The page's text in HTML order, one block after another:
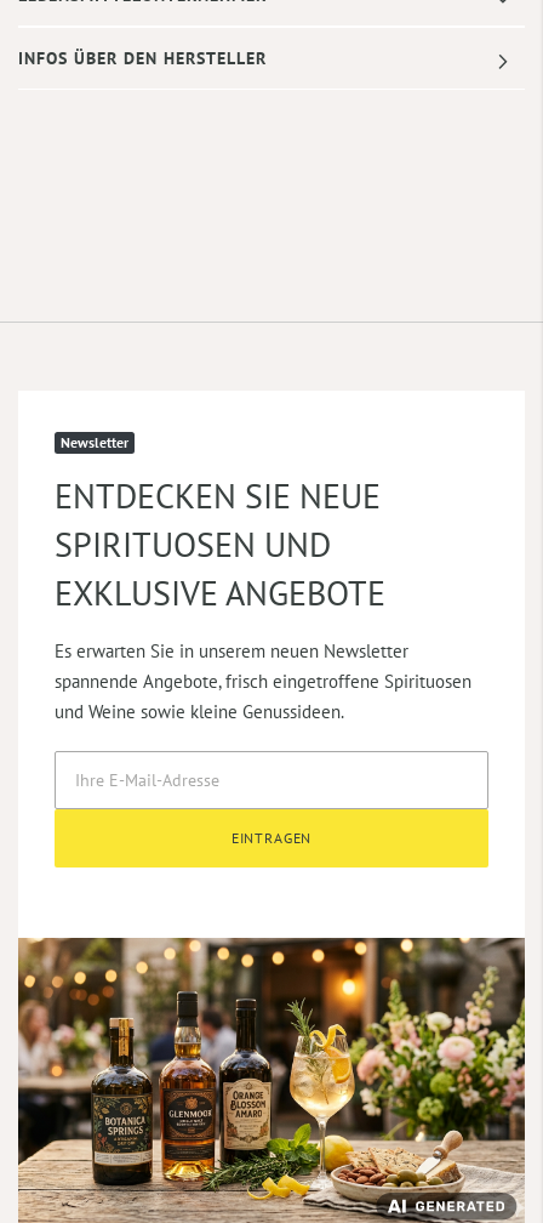
INFOS ÜBER DEN HERSTELLER
Newsletter
ENTDECKEN SIE NEUE
SPIRITUOSEN UND
EXKLUSIVE ANGEBOTE
Es erwarten Sie in unserem neuen Newsletter
spannende Angebote, frisch eingetroffene Spirituosen
und Weine sowie kleine Genussideen.
EINTRAGEN